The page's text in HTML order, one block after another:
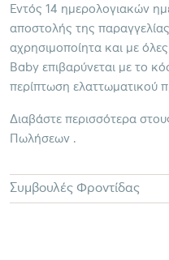
Εντός 14 ημερολογιακών
αποστολής της
αχρησιμοποίητα και με
Baby επιβαρύνεται με το
περίπτωση ελαττωματικού
Διαβάστε περισσότερα
Πωλήσεων .
Συμβουλές Φροντίδας